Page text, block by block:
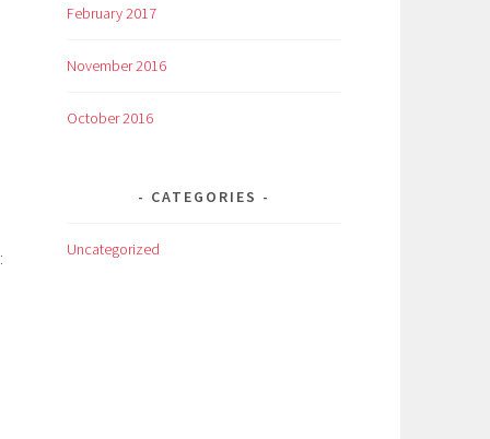
February 2017
November 2016
October 2016
CATEGORIES
Uncategorized